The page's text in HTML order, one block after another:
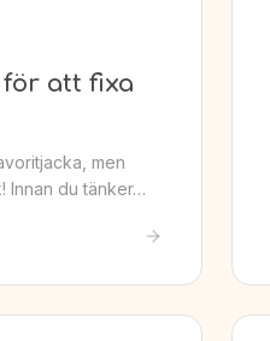
att fixa
men
Innan du tänker…